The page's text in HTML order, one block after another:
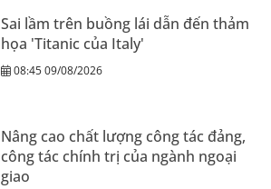
Sai lầm trên buồng lái dẫn đến thảm
họa 'Titanic của Italy'
08:45 09/08/2026
Nâng cao chất lượng công tác đảng,
công tác chính trị của ngành ngoại
giao